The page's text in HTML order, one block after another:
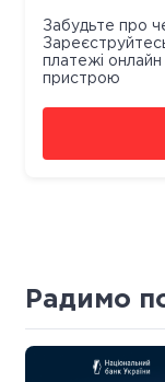
Забудьте про
платежі
пристрою
Радимо